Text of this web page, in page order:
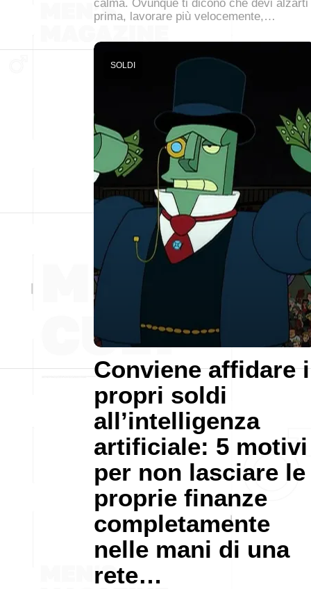
calma. Ovunque ti dicono che devi alzarti
prima, lavorare più velocemente,…
Conviene affidare i
propri soldi
all’intelligenza
artificiale: 5 motivi
per non lasciare le
proprie finanze
completamente
nelle mani di una
rete…
SOLDI